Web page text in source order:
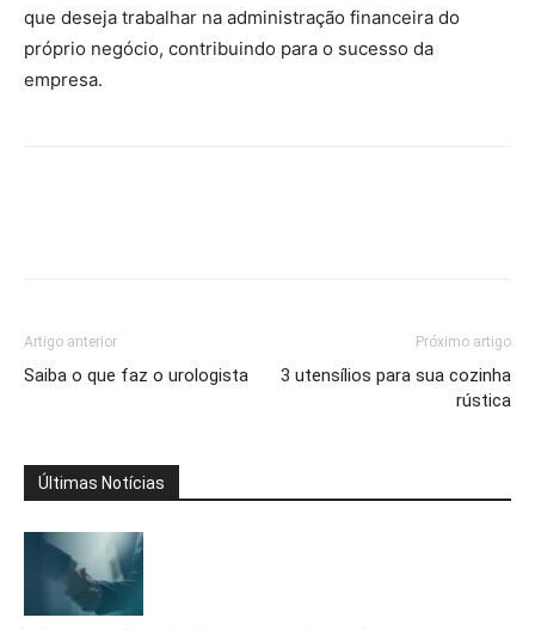
que deseja trabalhar na administração financeira do
próprio negócio, contribuindo para o sucesso da
empresa.
Artigo anterior
Saiba o que faz o urologista
Próximo artigo
3 utensílios para sua cozinha
rústica
Últimas Notícias